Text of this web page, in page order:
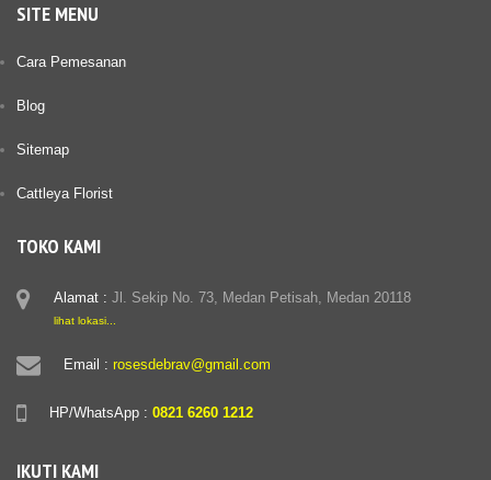
SITE MENU
Cara Pemesanan
Blog
Sitemap
Cattleya Florist
TOKO KAMI
Alamat : Jl. Sekip No. 73, Medan Petisah, Medan 20118
lihat lokasi...
Email : rosesdebrav@gmail.com
HP/WhatsApp : 0821 6260 1212
IKUTI KAMI